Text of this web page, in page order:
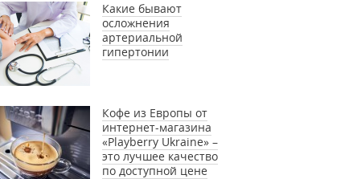
Какие бывают
осложнения
артериальной
гипертонии
Кофе из Европы от
интернет-магазина
«Playberry Ukraine» –
это лучшее качество
по доступной цене